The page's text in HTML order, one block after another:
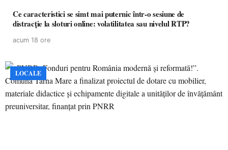
Ce caracteristici se simt mai puternic într-o sesiune de
distracție la sloturi online: volatilitatea sau nivelul RTP?
acum 18 ore
LOCALE